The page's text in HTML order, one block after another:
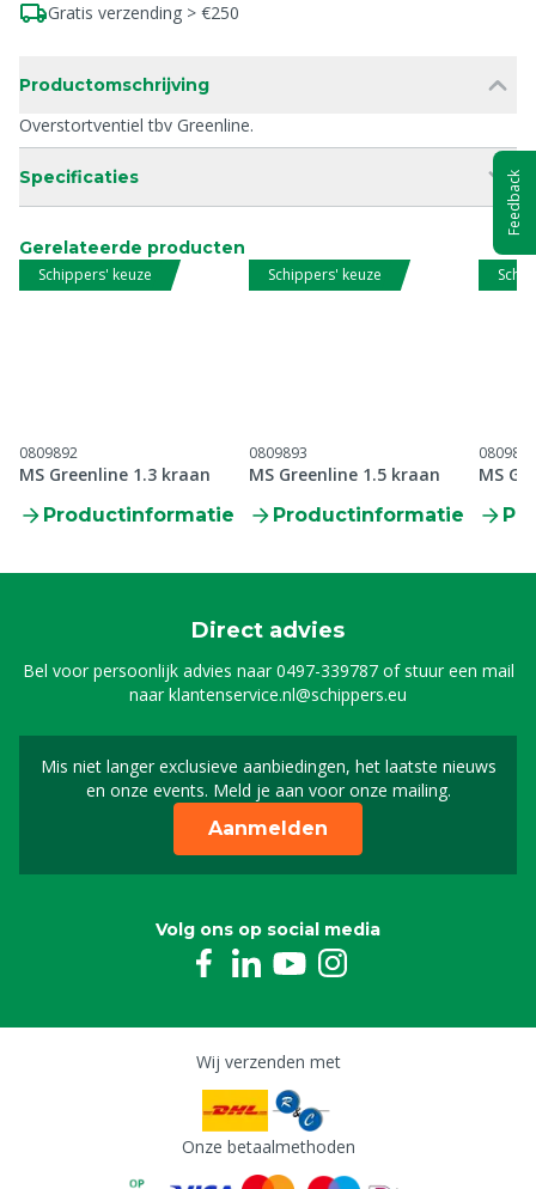
Gratis verzending > €250
Productomschrijving
Overstortventiel tbv Greenline.
Specificaties
Gerelateerde producten
Schippers' keuze
0809892
MS Greenline 1.3 kraan
Productinformatie
Schippers' keuze
0809893
MS Greenline 1.5 kraan
Productinformatie
0809894
MS
Direct advies
Bel voor persoonlijk advies naar0497-339787of stuur een mail
naarklantenservice.nl@schippers.eu
Mis niet langer exclusieve aanbiedingen, het laatste nieuws
en onze events. Meld je aan voor onze mailing.
Schrijf je in voor onze
Aanmelden
Volg ons op social media
Wij verzenden met
Onze betaalmethoden
Feedback